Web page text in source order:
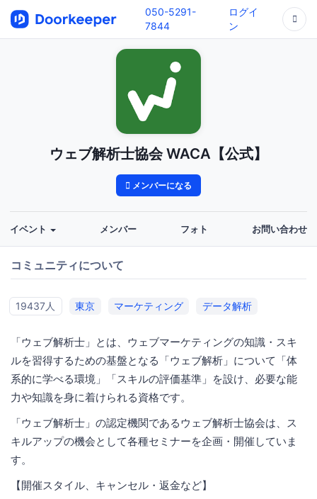
050-5291-
7844
ログイ
ン
ウェブ解析士協会 WACA【公式】
メンバーになる
イベント メンバー フォト お問い合わせ
コミュニティについて
19437人 東京 マーケティング データ解析
「ウェブ解析士」とは、ウェブマーケティングの知識・スキ
ルを習得するための基盤となる「ウェブ解析」について「体
系的に学べる環境」「スキルの評価基準」を設け、必要な能
力や知識を身に着けられる資格です。
「ウェブ解析士」の認定機関であるウェブ解析士協会は、ス
キルアップの機会として各種セミナーを企画・開催していま
す。
【開催スタイル、キャンセル・返金など】